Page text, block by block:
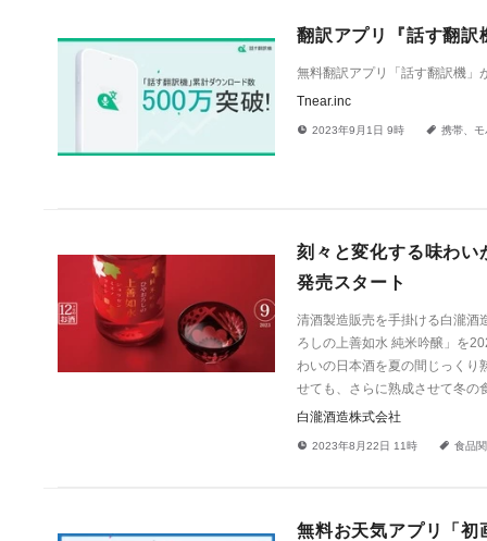
翻訳アプリ『話す翻
無料翻訳アプリ「話す翻訳機」
Tnear.inc
! 2023年9月1日 9時 a 携帯、
刻々と変化する味わい
発売スタート
清酒製造販売を手掛ける白瀧酒
ろしの上善如水 純米吟醸」を
わいの日本酒を夏の間じっくり
せても、さらに熟成させて冬の
白瀧酒造株式会社
! 2023年8月22日 11時 a 食品
無料お天気アプリ「